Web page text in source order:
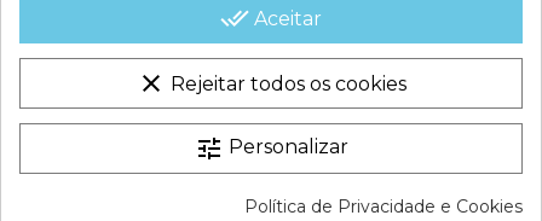
CONTACTA CON NOSOTROS
CONDICIONES COMERCIALES
Aviso legal | Termos e Condições |
done_all Aceitar
clear Rejeitar todos os cookies
tune Personalizar
Política de Privacidade e Cookies